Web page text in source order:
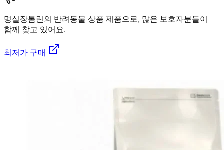
멍실장톰린의 반려동물 상품 제품으로, 많은 보호자분들이
함께 찾고 있어요.
최저가 구매